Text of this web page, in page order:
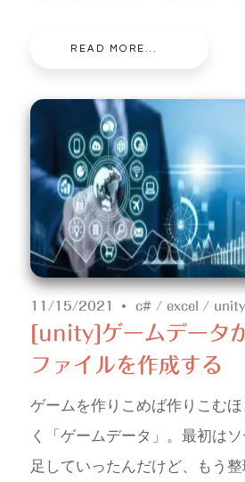
READ MORE...
11/15/2021 c# /excel / unity
[unity]ゲームデータ
ファイルを作成する
ゲームを作りこめば作りこむ
く「ゲームデータ」。最初は
足していったんだけど、もう